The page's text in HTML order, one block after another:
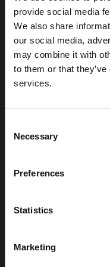
provide social media
We also share
our social media,
may combine it with
to them or that
services.
Selection
Necessary
Preferences
Statistics
Marketing
Cette note fournit
actuellement
Bundibugyo. La
l'actualité et les
réponse à Ebola,
dans lequel le
HAL Sciences